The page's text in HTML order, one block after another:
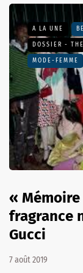
A LA UNE
DOSSIER -
MODE-FEMME
« Mémoire
fragrance
Gucci
7 août 2019